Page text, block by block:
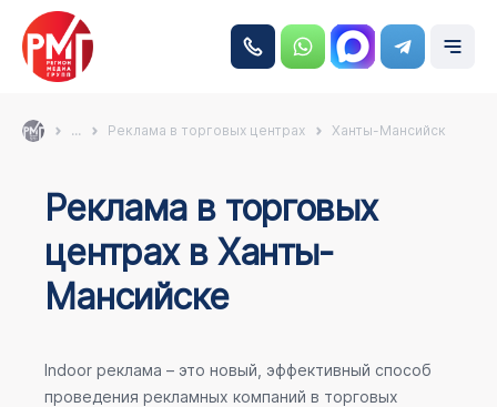
... Реклама в торговых центрах Ханты-Мансийск
Реклама в торговых
центрах в Ханты-
Мансийске
Indoor реклама – это новый, эффективный способ
проведения рекламных компаний в торговых